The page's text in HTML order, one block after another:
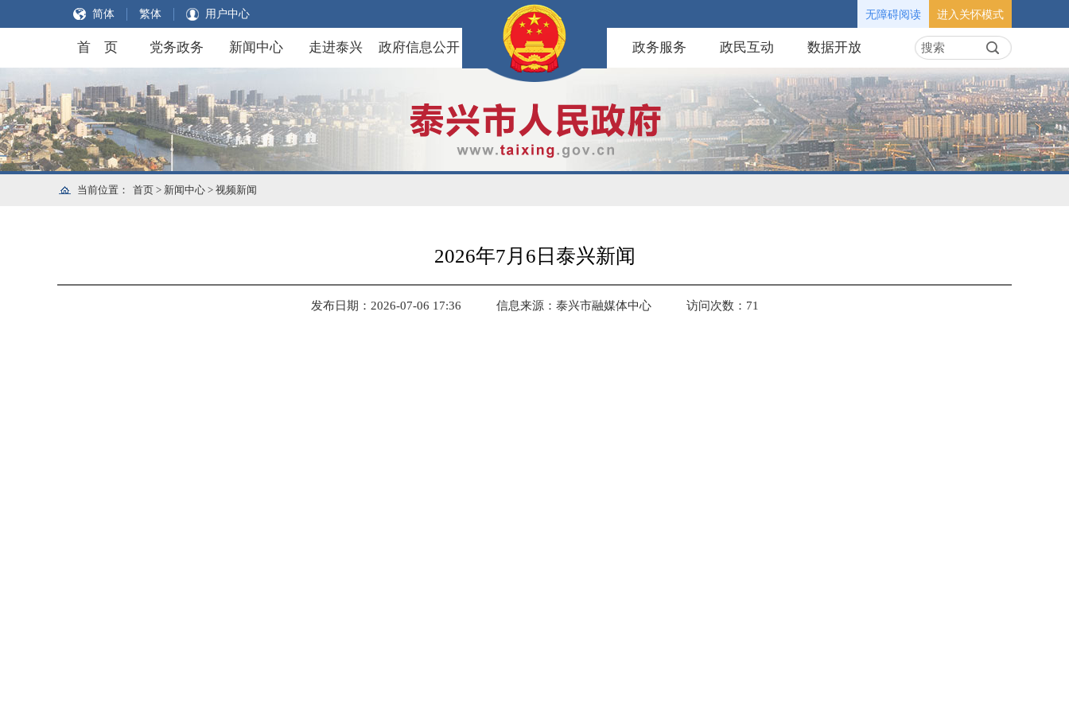
简体 繁体 用户中心 无障碍阅读 进入关怀模式
首 页 党务政务 新闻中心 走进泰兴 政府信息公开 政务服务 政民互动 数据开放
当前位置： 首页 > 新闻中心 > 视频新闻
2026年7月6日泰兴新闻
发布日期：2026-07-06 17:36 信息来源：泰兴市融媒体中心 访问次数： 71